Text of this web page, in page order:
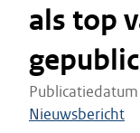
als top
Nieuwsbericht